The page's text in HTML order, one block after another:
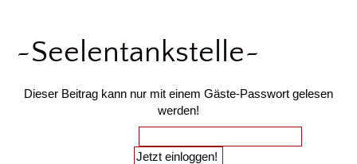
~Seelentankstelle~
Dieser Beitrag kann nur mit einem Gäste-Passwort gelesen
werden!